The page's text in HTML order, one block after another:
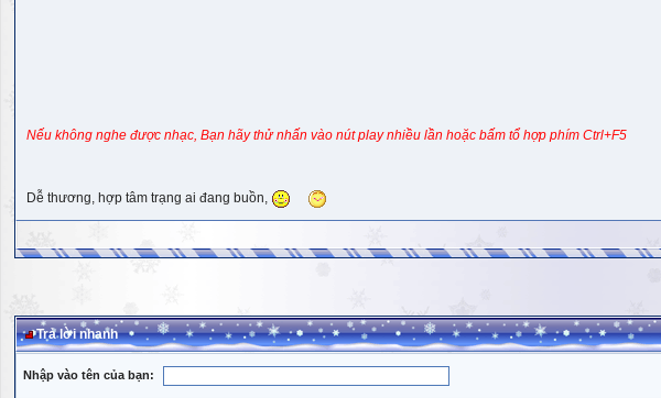
Nếu không nghe được nhạc, Bạn hãy thử nhấn vào nút play nhiều lần hoặc bấm tổ hợp phím Ctrl+F5
Dễ thương, hợp tâm trạng ai đang buồn,
Trả lời nhanh
Nhập vào tên của bạn: